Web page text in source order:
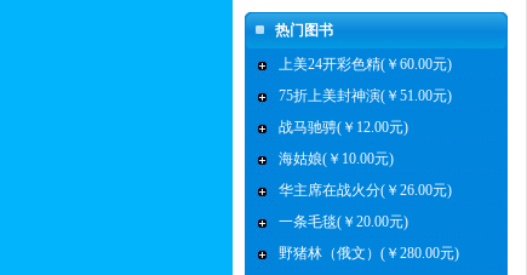
热门图书
上美24开彩色精(￥60.00元)
75折上美封神演(￥51.00元)
战马驰骋(￥12.00元)
海姑娘(￥10.00元)
华主席在战火分(￥26.00元)
一条毛毯(￥20.00元)
野猪林（俄文）(￥280.00元)